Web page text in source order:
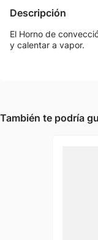
Descripción
El Horno de
y calentar a vapor.
También te podría